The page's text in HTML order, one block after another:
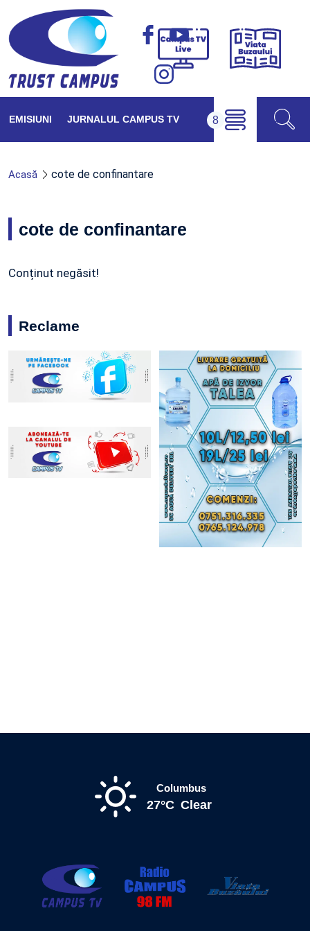
Campus
Viața
EMISIUNI JURNALUL CAMPUS TV
Acasă cote de confinantare
cote de confinantare
Conținut negăsit!
Reclame
Columbus
27°C Clear